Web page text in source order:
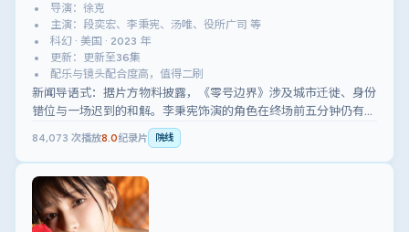
导演：徐克
主演：段奕宏、李秉宪、汤唯、役所广司 等
科幻 · 美国 · 2023 年
更新：更新至36集
配乐与镜头配合度高，值得二刷
新闻导语式：据片方物料披露，《零号边界》涉及城市迁徙、身份
错位与一场迟到的和解。李秉宪饰演的角色在终场前五分钟仍有反
转空间。
84,073 次播放8.0纪录片 院线